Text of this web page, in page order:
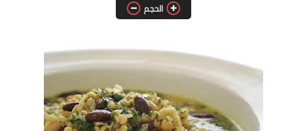
أطباق جانبية
مقبلات
سلطات
الحجم